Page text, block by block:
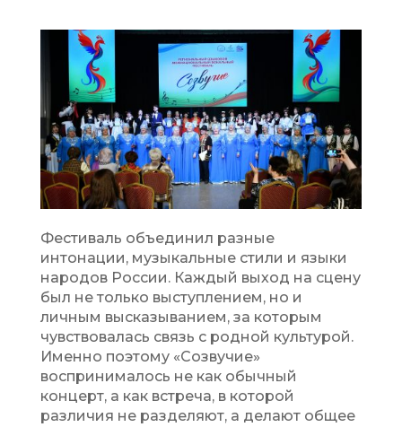
Фестиваль объединил разные
интонации, музыкальные стили и языки
народов России. Каждый выход на сцену
был не только выступлением, но и
личным высказыванием, за которым
чувствовалась связь с родной культурой.
Именно поэтому «Созвучие»
воспринималось не как обычный
концерт, а как встреча, в которой
различия не разделяют, а делают общее